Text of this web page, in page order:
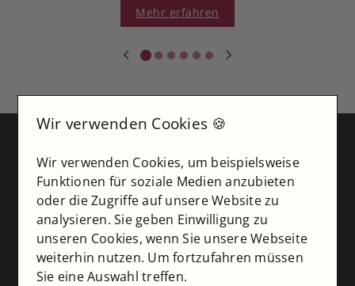
Mehr erfahren
Service
Persönliche Immobilienberatung im Boutique-
Stil
Boutique-Service bedeutetindividuelle
Strategien statt Standardlösungen– bei uns
stehen Sie und Ihre Immobilie im Mittelpunkt.
Wir verwenden Cookies 🍪
Wir verwenden Cookies, um beispielsweise
Funktionen für soziale Medien anzubieten
oder die Zugriffe auf unsere Website zu
analysieren. Sie geben Einwilligung zu
unseren Cookies, wenn Sie unsere Webseite
weiterhin nutzen. Um fortzufahren müssen
Sie eine Auswahl treffen.